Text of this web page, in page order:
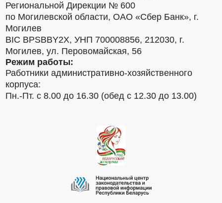
Региональной Дирекции № 600
по Могилевской области, ОАО «Сбер Банк», г.
Могилев
BIC BPSBBY2X, УНП 700008856, 212030, г.
Могилев, ул. Перовомайская, 56
Режим работы:
Работники административно-хозяйственного
корпуса:
Пн.-Пт. с 8.00 до 16.30 (обед с 12.30 до 13.00)